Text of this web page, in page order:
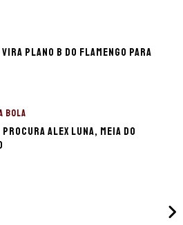
vira plano B do Flamengo para
BOLA
procura Alex Luna, meia do